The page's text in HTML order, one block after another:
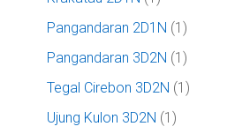
Pangandaran 2D1N (1)
Pangandaran 3D2N (1)
Tegal Cirebon 3D2N (1)
Ujung Kulon 3D2N (1)